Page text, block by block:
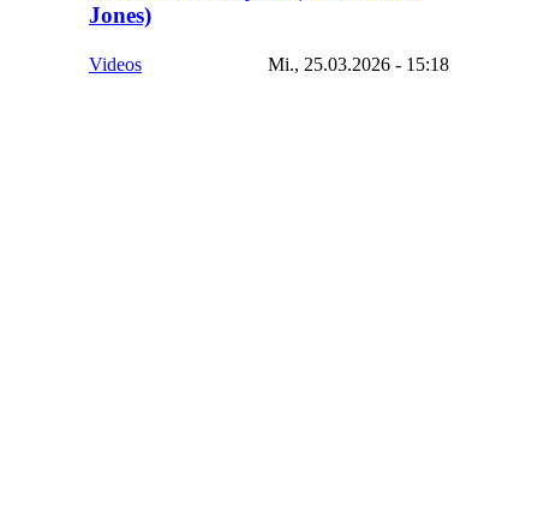
Jones)
Videos Mi., 25.03.2026 - 15:18